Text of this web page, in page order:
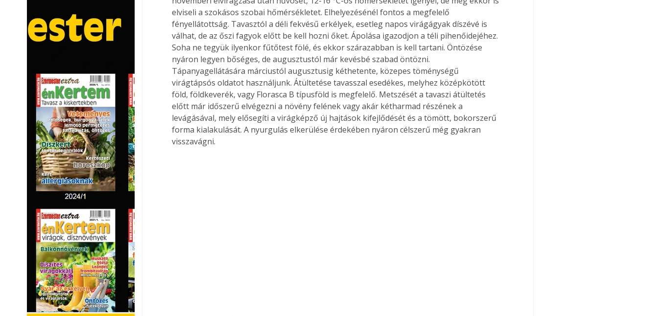
Utóérik eközben, de nem lesz
olyan ízű, mint amit a saját
kertünkben, biológiai
tárolható h
elviseli a szokásos szobai hőmérsékletet. Elhelyezésénél fontos a megfelelő
fényellátottság. Tavasztól a déli fekvésű erkélyek, esetleg napos virágágyak díszévé is
válhat, de az őszi fagyok előtt be kell hozni őket. Ápolása igazodjon a téli pihenőidejéhez.
Soha ne tegyük ilyenkor fűtőtest fölé, és ekkor szárazabban is kell tartani. Öntözése
nyáron legyen bőséges, de augusztustól már kevésbé szabad öntözni.
Tápanyagellátására márciustól augusztusig kéthetente, közepes töménységű
virágtápsós oldatot használjunk. Átültetése tavasszal esedékes, melyhez középkötött
föld, földkeverék, vagy Florasca B típusföld is megfelelő. Metszését a tavaszi átültetés
előtt már időszerű elvégezni a növény felének vagy akár kétharmad részének a
levágásával, mely elősegíti a virágképző új hajtások kifejlődését és a tömött, bokorszerű
forma kialakulását. A nyurgulás elkerülése érdekében nyáron célszerű még gyakran
visszavágni.